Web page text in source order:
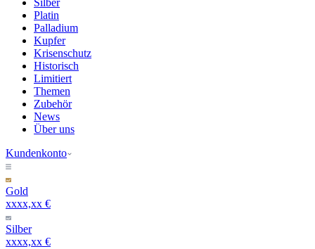
Silber
Platin
Palladium
Kupfer
Krisenschutz
Historisch
Limitiert
Themen
Zubehör
News
Über uns
Kundenkonto
Gold
xxxx,xx €
Silber
xxxx,xx €